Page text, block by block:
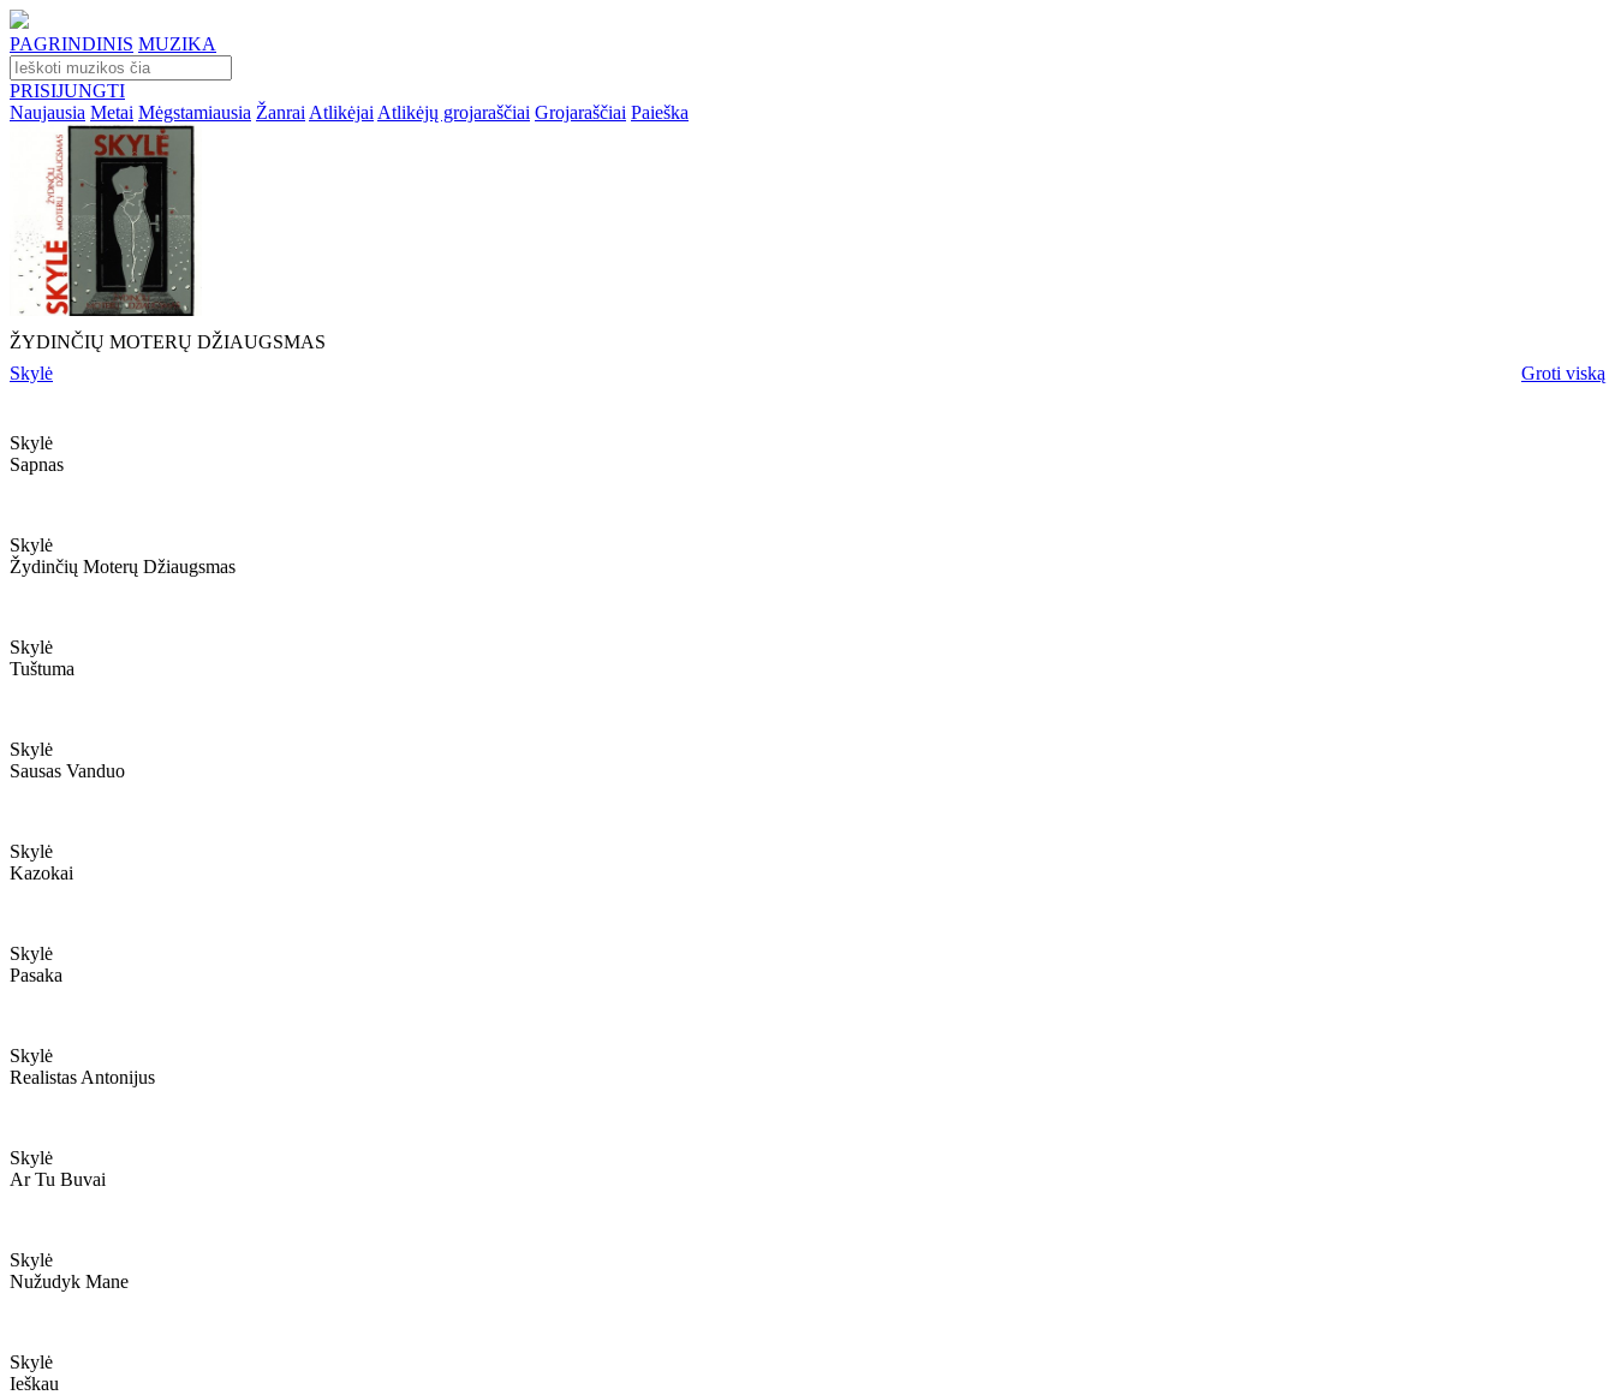
PAGRINDINIS MUZIKA
PRISIJUNGTI
Naujausia Metai Mėgstamiausia Žanrai Atlikėjai Atlikėjų grojaraščiai Grojaraščiai Paieška
ŽYDINČIŲ MOTERŲ DŽIAUGSMAS
Skylė
Groti viską
Skylė
Sapnas
Skylė
Žydinčių Moterų Džiaugsmas
Skylė
Tuštuma
Skylė
Sausas Vanduo
Skylė
Kazokai
Skylė
Pasaka
Skylė
Realistas Antonijus
Skylė
Ar Tu Buvai
Skylė
Nužudyk Mane
Skylė
Ieškau